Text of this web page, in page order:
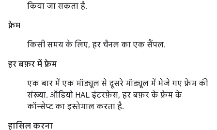
किया जा सकता है.
फ़्रेम
किसी समय के लिए, हर चैनल का एक सैंपल.
हर बफ़र में फ़्रेम
एक बार में एक मॉड्यूल से दूसरे मॉड्यूल में भेजे गए फ़्रेम की
संख्या. ऑडियो HAL इंटरफ़ेस, हर बफ़र के फ़्रेम के
कॉन्सेप्ट का इस्तेमाल करता है.
हासिल करना